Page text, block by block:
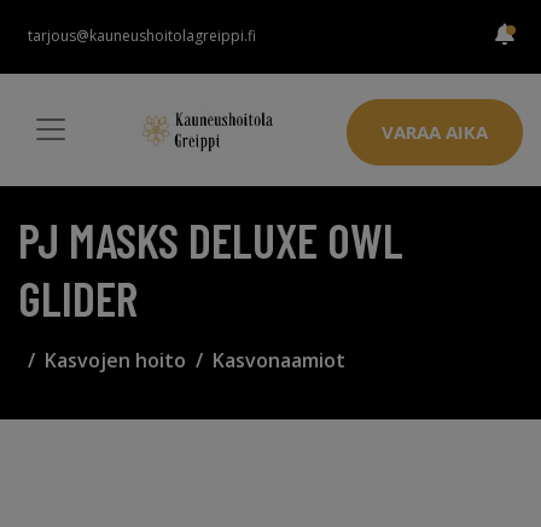
tarjous@kauneushoitolagreippi.fi
VARAA AIKA
PJ MASKS DELUXE OWL
GLIDER
Kasvojen hoito Kasvonaamiot